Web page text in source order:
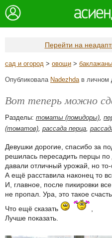
Перейти на
сад и огород > овощи > баклажаны
Опубликовала Nadezhdaв личном
Вот теперь можно
Разделы: томаты (помидоры),
(томатов), рассада перца,
Девушки дорогие, спасибо за
решилась пересадить перцы
давали отличный урожай, но то-
А ещё расставила наконец то
И, главное, после пикировки
не пропал. Ура, это такое
Что ещё сказать
Лучше показать.